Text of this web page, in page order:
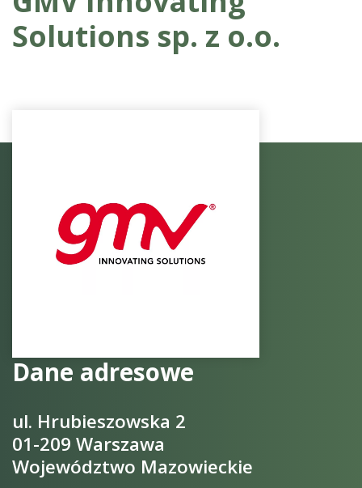
Solutions sp. z o.o.
Dane adresowe
ul. Hrubieszowska 2
01-209 Warszawa
Województwo Mazowieckie